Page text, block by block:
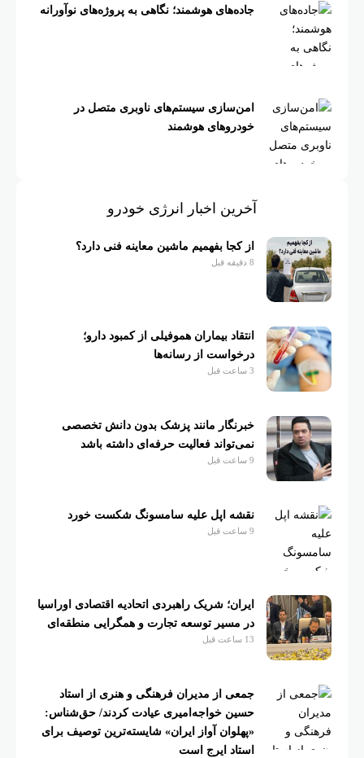
جاده‌های هوشمند؛ نگاهی به پروژه‌های نوآورانه
امن‌سازی سیستم‌های ناوبری متصل در
خودروهای هوشمند
آخرین اخبار انرژی خودرو
از کجا بفهمیم ماشین معاینه فنی دارد؟
8 دقیقه قبل
انتقاد بیماران هموفیلی از کمبود دارو؛
درخواست از رسانه‌ها
3 ساعت قبل
خبرنگار مانند پزشک بدون دانش تخصصی
نمی‌تواند فعالیت حرفه‌ای داشته باشد
9 ساعت قبل
نقشه اپل علیه سامسونگ شکست خورد
9 ساعت قبل
ایران؛ شریک راهبردی اتحادیه اقتصادی اوراسیا
در مسیر توسعه تجارت و همگرایی منطقه‌ای
13 ساعت قبل
جمعی از مدیران فرهنگی و هنری از استاد
حسین خواجه‌امیری عیادت کردند/ حق‌شناس:
«پهلوان آواز ایران» شایسته‌ترین توصیف برای
استاد ایرج است